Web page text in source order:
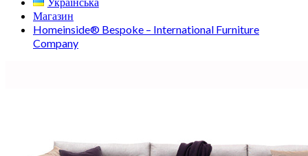
Магазин
Homeinside® Bespoke – International Furniture
Company